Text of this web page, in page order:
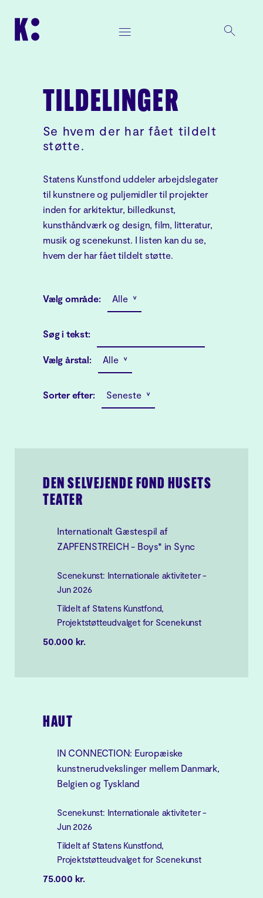
TILDELINGER
Se hvem der har fået tildelt
støtte.
Statens Kunstfond uddeler arbejdslegater
til kunstnere og puljemidler til projekter
inden for arkitektur, billedkunst,
kunsthåndværk og design, film, litteratur,
musik og scenekunst. I listen kan du se,
hvem der har fået tildelt støtte.
Vælg område: Alle ˅
Søg i tekst:
Vælg årstal: Alle ˅
Sorter efter: Seneste ˅
DEN SELVEJENDE FOND HUSETS
TEATER
Internationalt Gæstespil af
ZAPFENSTREICH - Boys* in Sync
Scenekunst: Internationale aktiviteter -
Jun 2026
Tildelt af Statens Kunstfond,
Projektstøtteudvalget for Scenekunst
50.000 kr.
HAUT
IN CONNECTION: Europæiske
kunstnerudvekslinger mellem Danmark,
Belgien og Tyskland
Scenekunst: Internationale aktiviteter -
Jun 2026
Tildelt af Statens Kunstfond,
Projektstøtteudvalget for Scenekunst
75.000 kr.